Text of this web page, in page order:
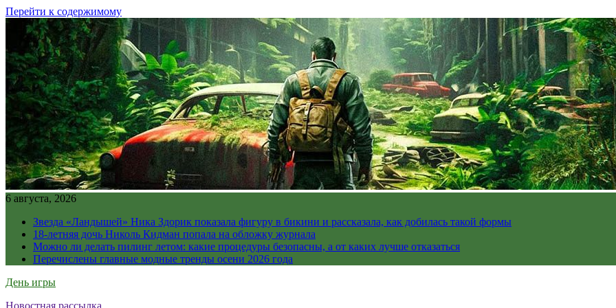
Перейти к содержимому
6 августа, 2026
Звезда «Ландышей» Ника Здорик показала фигуру в бикини и рассказала, как добилась такой формы
18-летняя дочь Николь Кидман попала на обложку журнала
Можно ли делать пилинг летом: какие процедуры безопасны, а от каких лучше отказаться
Перечислены главные модные тренды осени 2026 года
День игры
Новостная рассылка